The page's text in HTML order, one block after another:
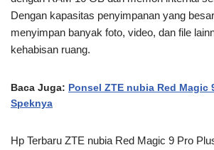
Dengan kapasitas penyimpanan yang
menyimpan banyak foto, video, dan file
kehabisan ruang.
Baca Juga: Ponsel ZTE nubia Red Magic
Speknya
Hp Terbaru ZTE nubia Red Magic 9 Pro